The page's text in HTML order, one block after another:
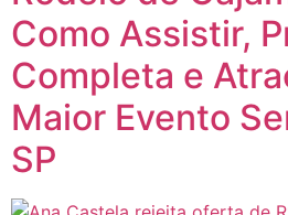
Como Assistir,
Completa e
Maior Evento
SP